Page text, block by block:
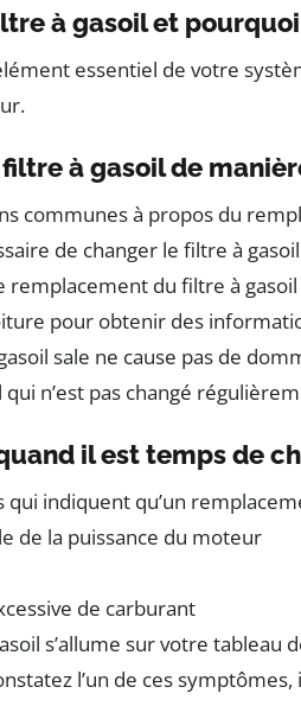
à gasoil et
essentiel de votre
à gasoil de
communes à propos du
de changer le filtre à
remplacement du filtre à
pour obtenir des
sale ne cause pas de
qui n’est pas changé
il est temps de
qui indiquent qu’un
de la puissance du moteur
de carburant
s’allume sur votre tableau
l’un de ces